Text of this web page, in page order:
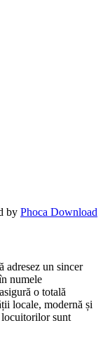
by Phoca Download
adresez un sincer
numele
o totală
locale, modernă și
sunt